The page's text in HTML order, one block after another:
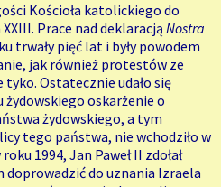
Kościoła katolickiego do
Prace nad deklaracją Nostra
trwały pięć lat i były powodem
jak również protestów ze
Ostatecznie udało się
oskarżenie o
żydowskiego, a tym
tego państwa, nie wchodziło w
1994, Jan Paweł II zdołał
doprowadzić do uznania Izraela